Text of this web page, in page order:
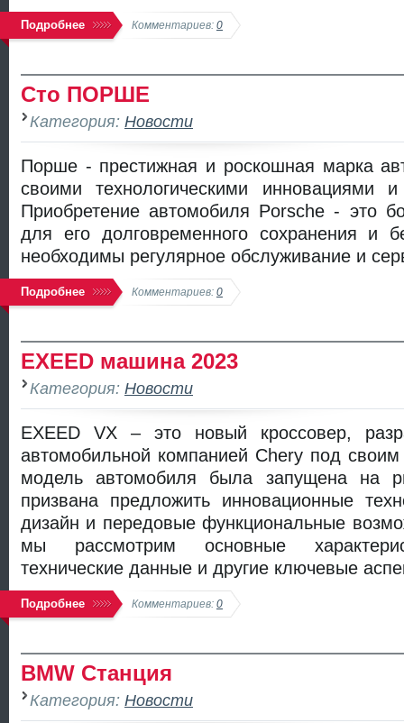
Подробнее Комментариев: 0
Сто ПОРШЕ
Категория: Новости
Порше - престижная и роскошная марка
своими технологическими инновациями
Приобретение автомобиля Porsche - это
для его долговременного сохранения и
необходимы регулярное обслуживание и
Подробнее Комментариев: 0
EXEED машина 2023
Категория: Новости
EXEED VX – это новый кроссовер,
автомобильной компанией Chery под
модель автомобиля была запущена на
призвана предложить инновационные
дизайн и передовые функциональные
мы рассмотрим основные
технические данные и другие ключевые
Подробнее Комментариев: 0
BMW Станция
Категория: Новости